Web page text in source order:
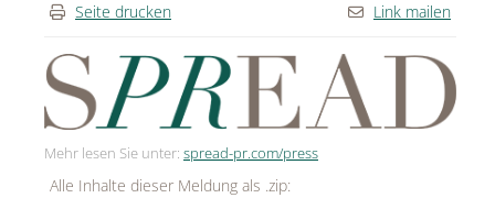
Seite drucken Link mailen
Mehr lesen Sie unter: spread-pr.com/press
Alle Inhalte dieser Meldung als .zip: